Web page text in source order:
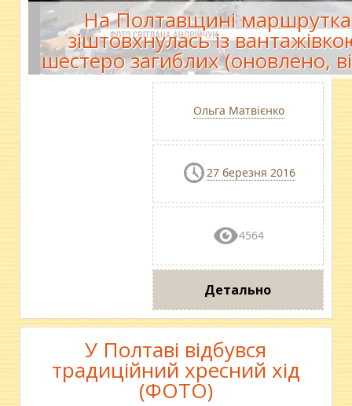
На Полтавщині маршрутка
зіштовхнулась із
шестеро загиблих (оновлено,
Ольга Матвієнко
27 березня 2016
4564
Детально
У Полтаві відбувся
традиційний хресний хід
(ФОТО)